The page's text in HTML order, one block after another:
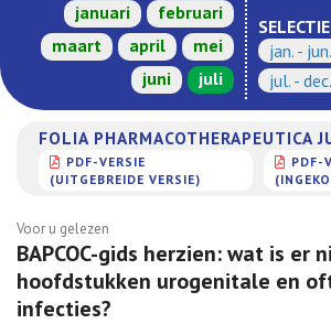
januari
februari
maart
april
mei
juni
juli
SELECTIE
jan. - jun.
jul. - dec.
FOLIA PHARMACOTHERAPEUTICA
PDF-VERSIE
(UITGEBREIDE VERSIE)
PDF-
Voor u gelezen
BAPCOC-gids herzien: wat is er
hoofdstukken urogenitale en
infecties?